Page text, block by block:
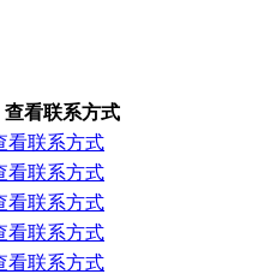
查看联系方式
看联系方式
看联系方式
看联系方式
看联系方式
看联系方式